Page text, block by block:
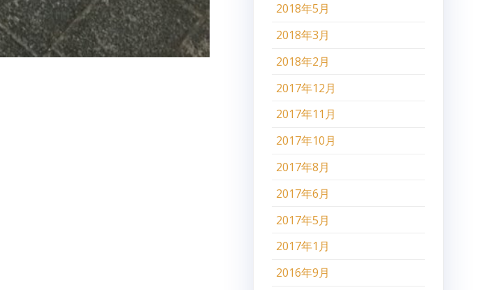
2018年5月
2018年3月
2018年2月
2017年12月
2017年11月
2017年10月
2017年8月
2017年6月
2017年5月
2017年1月
2016年9月